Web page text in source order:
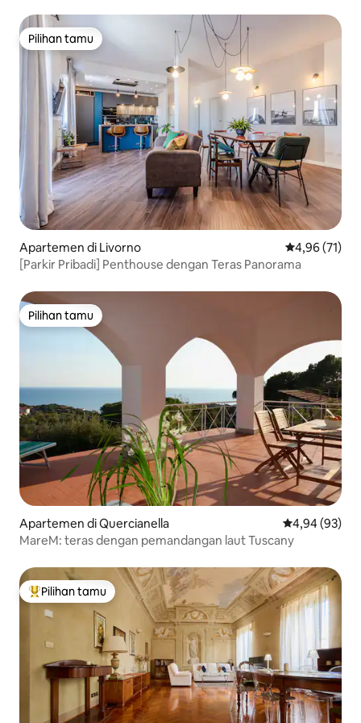
Pilihan tamu
Pilihan tamu
Apartemen di Livorno Nilai rata-rata
4,96 (71)
[Parkir Pribadi] Penthouse dengan Teras Panorama
Pilihan tamu
Pilihan tamu
Apartemen di Quercianella Nilai rata-rata
4,94 (93)
MareM: teras dengan pemandangan laut Tuscany
Pilihan tamu terpopuler
Pilihan tamu